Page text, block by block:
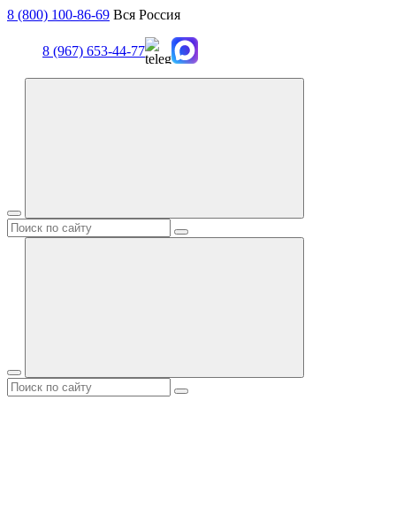
8 (800) 100-86-69 Вся Россия
8 (967) 653-44-77